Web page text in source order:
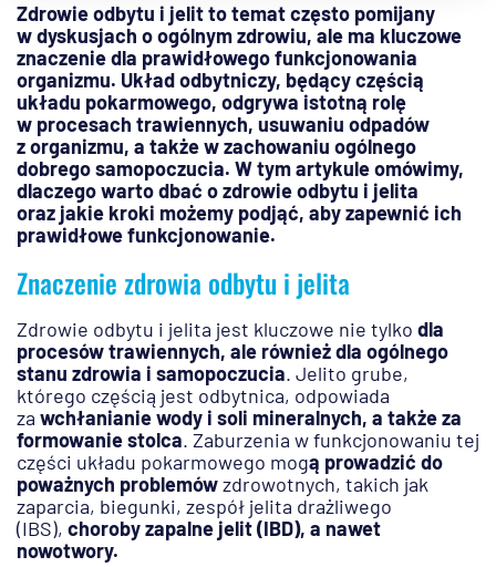
Zdrowie odbytu i jelit to temat często pomijany
w dyskusjach o ogólnym zdrowiu, ale ma kluczowe
znaczenie dla prawidłowego funkcjonowania
organizmu. Układ odbytniczy, będący częścią
układu pokarmowego, odgrywa istotną rolę
w procesach trawiennych, usuwaniu odpadów
z organizmu, a także w zachowaniu ogólnego
dobrego samopoczucia. W tym artykule omówimy,
dlaczego warto dbać o zdrowie odbytu i jelita
oraz jakie kroki możemy podjąć, aby zapewnić ich
prawidłowe funkcjonowanie.
Znaczenie zdrowia odbytu i jelita
Zdrowie odbytu i jelita jest kluczowe nie tylko dla
procesów trawiennych, ale również dla ogólnego
stanu zdrowia i samopoczucia. Jelito grube,
którego częścią jest odbytnica, odpowiada
za wchłanianie wody i soli mineralnych, a także za
formowanie stolca. Zaburzenia w funkcjonowaniu tej
części układu pokarmowego mogą prowadzić do
poważnych problemówzdrowotnych, takich jak
zaparcia, biegunki, zespół jelita drażliwego
(IBS), choroby zapalne jelit (IBD), a nawet
nowotwory.